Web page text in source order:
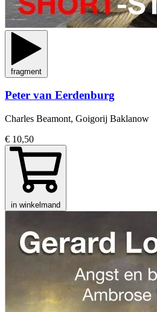
fragment
Peter van Eerdenburg
Charles Beamont, Goigorij Baklanow
€ 10,50
in winkelmand